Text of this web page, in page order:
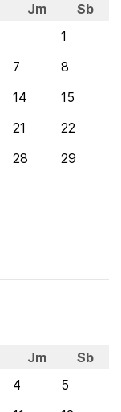
Jm
Sb
1
7
8
14
15
21
22
28
29
Jm
Sb
4
5